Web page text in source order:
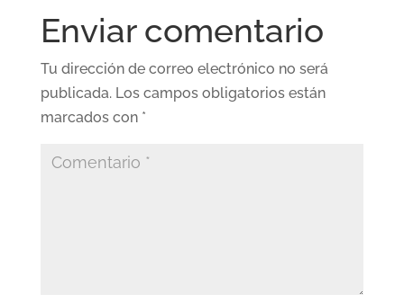
Enviar comentario
Tu dirección de correo electrónico no será
publicada. Los campos obligatorios están
marcados con *